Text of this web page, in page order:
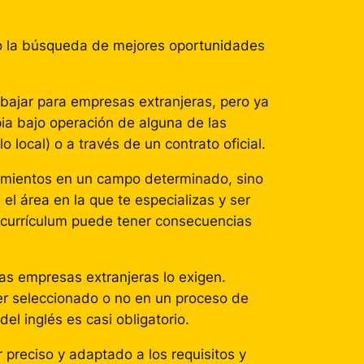
búsqueda de mejores oportunidades
para empresas extranjeras, pero ya
bajo operación de alguna de las
local) o a través de un contrato oficial.
en un campo determinado, sino
área en la que te especializas y ser
puede tener consecuencias
empresas extranjeras lo exigen.
seleccionado o no en un proceso de
inglés es casi obligatorio.
y adaptado a los requisitos y